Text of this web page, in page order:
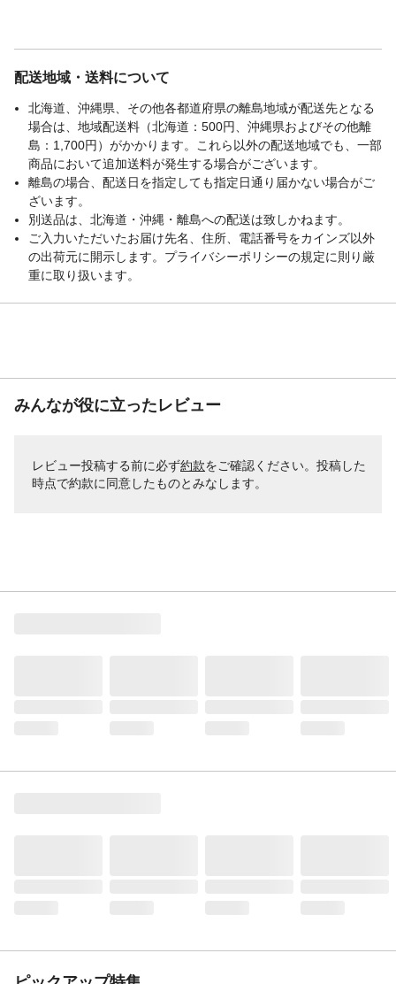
配送地域・送料について
北海道、沖縄県、その他各都道府県の離島地域が配送先となる
場合は、地域配送料（北海道：500円、沖縄県およびその他離
島：1,700円）がかかります。これら以外の配送地域でも、一部
商品において追加送料が発生する場合がございます。
離島の場合、配送日を指定しても指定日通り届かない場合がご
ざいます。
別送品は、北海道・沖縄・離島への配送は致しかねます。
ご入力いただいたお届け先名、住所、電話番号をカインズ以外
の出荷元に開示します。プライバシーポリシーの規定に則り厳
重に取り扱います。
みんなが役に立ったレビュー
レビュー投稿する前に必ず約款をご確認ください。投稿した
時点で約款に同意したものとみなします。